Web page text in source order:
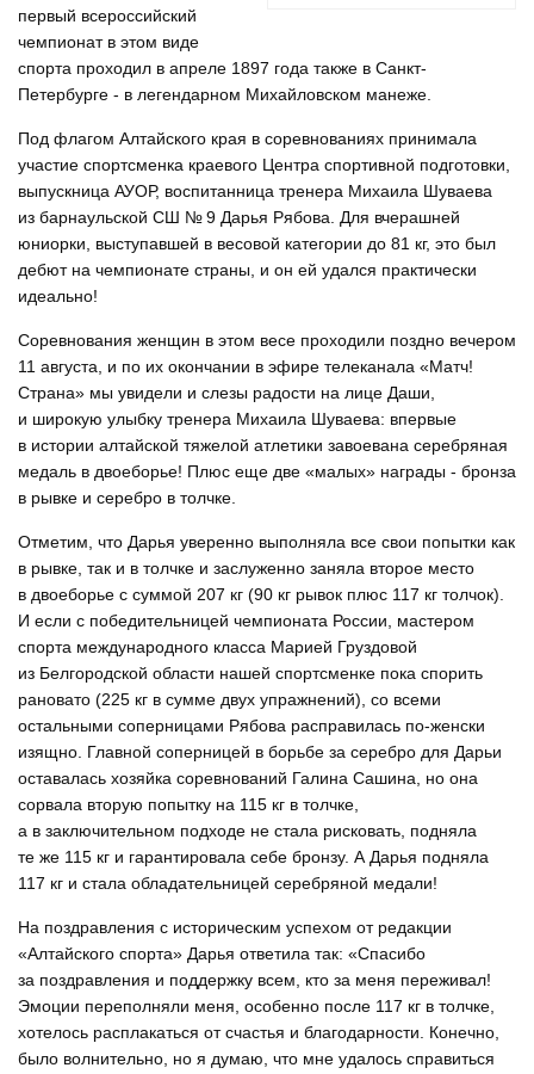
первый всероссийский
чемпионат в этом виде
спорта проходил в апреле 1897 года также в Санкт-
Петербурге - в легендарном Михайловском манеже.
Под флагом Алтайского края в соревнованиях принимала
участие спортсменка краевого Центра спортивной подготовки,
выпускница АУОР, воспитанница тренера Михаила Шуваева
из барнаульской СШ № 9 Дарья Рябова. Для вчерашней
юниорки, выступавшей в весовой категории до 81 кг, это был
дебют на чемпионате страны, и он ей удался практически
идеально!
Соревнования женщин в этом весе проходили поздно вечером
11 августа, и по их окончании в эфире телеканала «Матч!
Страна» мы увидели и слезы радости на лице Даши,
и широкую улыбку тренера Михаила Шуваева: впервые
в истории алтайской тяжелой атлетики завоевана серебряная
медаль в двоеборье! Плюс еще две «малых» награды - бронза
в рывке и серебро в толчке.
Отметим, что Дарья уверенно выполняла все свои попытки как
в рывке, так и в толчке и заслуженно заняла второе место
в двоеборье с суммой 207 кг (90 кг рывок плюс 117 кг толчок).
И если с победительницей чемпионата России, мастером
спорта международного класса Марией Груздовой
из Белгородской области нашей спортсменке пока спорить
рановато (225 кг в сумме двух упражнений), со всеми
остальными соперницами Рябова расправилась по-женски
изящно. Главной соперницей в борьбе за серебро для Дарьи
оставалась хозяйка соревнований Галина Сашина, но она
сорвала вторую попытку на 115 кг в толчке,
а в заключительном подходе не стала рисковать, подняла
те же 115 кг и гарантировала себе бронзу. А Дарья подняла
117 кг и стала обладательницей серебряной медали!
На поздравления с историческим успехом от редакции
«Алтайского спорта» Дарья ответила так: «Спасибо
за поздравления и поддержку всем, кто за меня переживал!
Эмоции переполняли меня, особенно после 117 кг в толчке,
хотелось расплакаться от счастья и благодарности. Конечно,
было волнительно, но я думаю, что мне удалось справиться